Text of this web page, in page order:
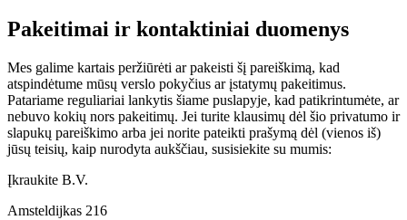
Pakeitimai ir kontaktiniai duomenys
Mes galime kartais peržiūrėti ar pakeisti šį pareiškimą, kad
atspindėtume mūsų verslo pokyčius ar įstatymų pakeitimus.
Patariame reguliariai lankytis šiame puslapyje, kad patikrintumėte, ar
nebuvo kokių nors pakeitimų. Jei turite klausimų dėl šio privatumo ir
slapukų pareiškimo arba jei norite pateikti prašymą dėl (vienos iš)
jūsų teisių, kaip nurodyta aukščiau, susisiekite su mumis:
Įkraukite B.V.
Amsteldijkas 216